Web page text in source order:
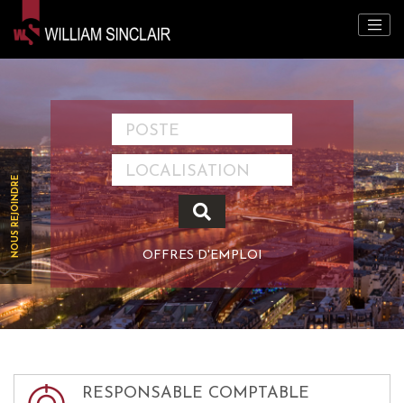
NOUS REJOINDRE OFFRES D'EMPLOI
RESPONSABLE COMPTABLE